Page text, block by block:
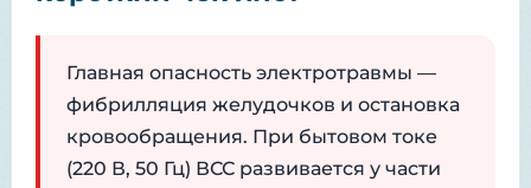
Главная опасность электротравмы —
фибрилляция желудочков и остановка
кровообращения. При бытовом токе
(220 В, 50 Гц) ВСС развивается у части